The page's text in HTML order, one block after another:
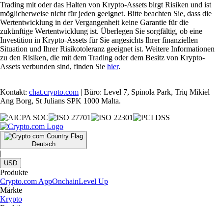
Trading mit oder das Halten von Krypto-Assets birgt Risiken und ist
möglicherweise nicht für jeden geeignet. Bitte beachten Sie, dass die
Wertentwicklung in der Vergangenheit keine Garantie für die
zukünftige Wertentwicklung ist. Überlegen Sie sorgfältig, ob eine
Investition in Krypto-Assets für Sie angesichts Ihrer finanziellen
Situation und Ihrer Risikotoleranz geeignet ist. Weitere Informationen
zu den Risiken, die mit dem Trading oder dem Besitz von Krypto-
Assets verbunden sind, finden Sie hier.
Kontakt: chat.crypto.com | Büro: Level 7, Spinola Park, Triq Mikiel
Ang Borg, St Julians SPK 1000 Malta.
Deutsch
|
USD
Produkte
Crypto.com AppOnchainLevel Up
Märkte
Krypto